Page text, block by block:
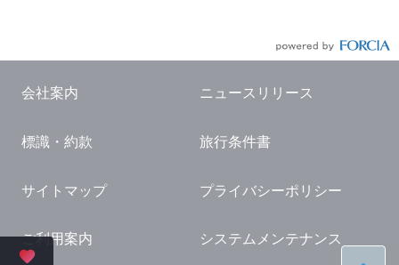
国内観光ガイド
旅行・観光情報
会社案内 ニュースリリース
標識・約款 旅行条件書
サイトマップ プライバシーポリシー
ご利用案内 システムメンテナンス